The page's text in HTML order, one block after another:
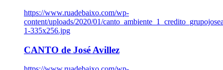
https://www.ruadebaixo.com/wp-
content/uploads/2020/01/
1-335x256.jpg
CANTO de José Avillez